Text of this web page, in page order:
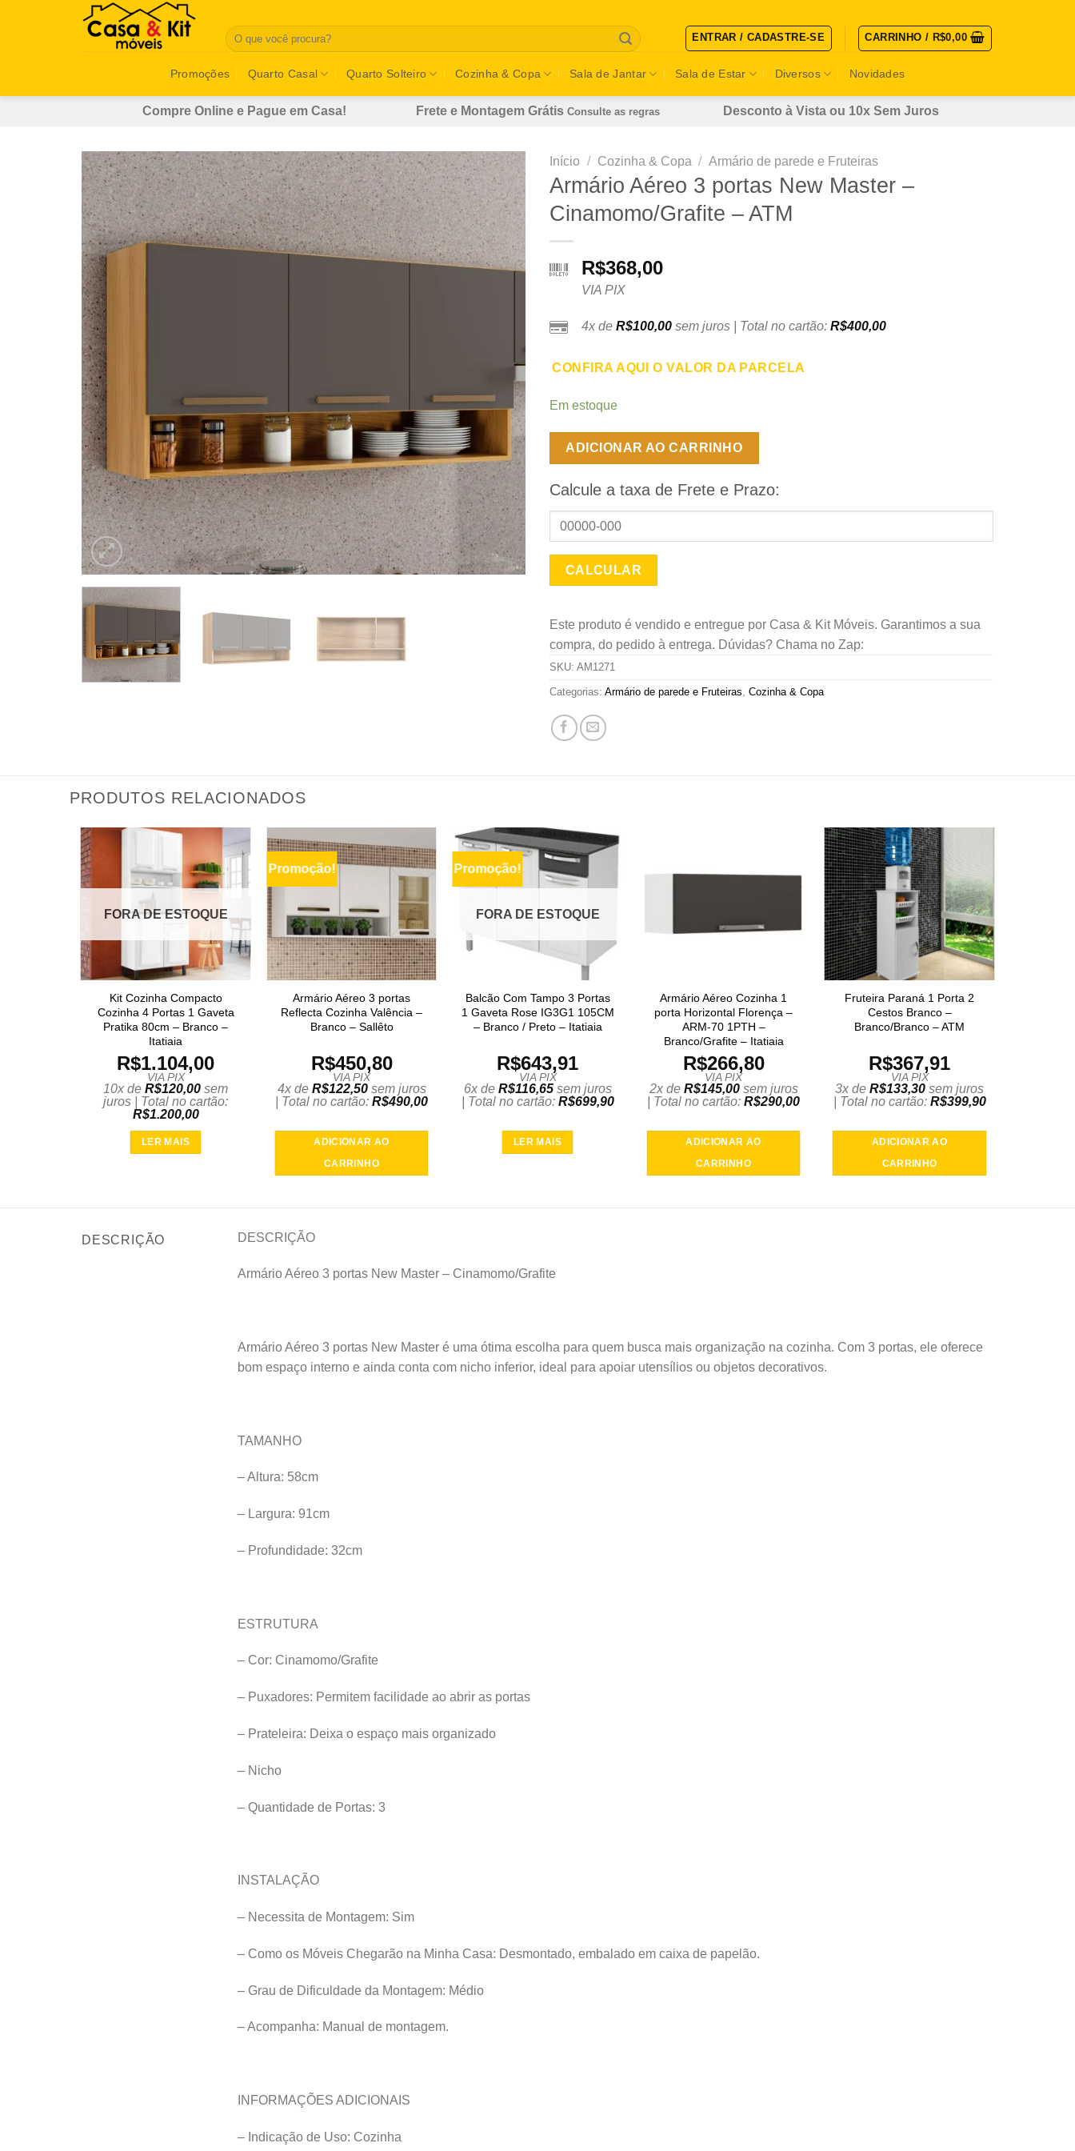
Pesquisar
por:
ENTRAR / CADASTRE-SE CARRINHO / R$0,00
Promoções Quarto Casal Quarto Solteiro Cozinha & Copa Sala de Jantar Sala de Estar Diversos Novidades
Compre Online e Pague em Casa! Frete e Montagem Grátis Consulte as regras Desconto à Vista ou 10x Sem Juros
Início / Cozinha & Copa / Armário de parede e Fruteiras
Armário Aéreo 3 portas New Master –
Cinamomo/Grafite – ATM
R$368,00
VIA PIX
4x de R$100,00 sem juros | Total no cartão: R$400,00
CONFIRA AQUI O VALOR DA PARCELA
Em estoque
ADICIONAR AO CARRINHO
Calcule a taxa de Frete e Prazo:
Este produto é vendido e entregue por Casa & Kit Móveis. Garantimos a sua
compra, do pedido à entrega. Dúvidas? Chama no Zap:
SKU: AM1271
Categorias: Armário de parede e Fruteiras Cozinha & Copa
PRODUTOS RELACIONADOS
FORA DE ESTOQUE
Kit Cozinha Compacto
Cozinha 4 Portas 1 Gaveta
Pratika 80cm – Branco –
Itatiaia
R$1.104,00
VIA PIX
10x de R$120,00 sem
juros | Total no cartão:
R$1.200,00
LER MAIS
Promoção!
Armário Aéreo 3 portas
Reflecta Cozinha Valência –
Branco – Sallêto
R$450,80
VIA PIX
4x de R$122,50sem juros
| Total no cartão: R$490,00
ADICIONAR AO
CARRINHO
Promoção!
FORA DE ESTOQUE
Balcão Com Tampo 3 Portas
1 Gaveta Rose IG3G1 105CM
– Branco / Preto – Itatiaia
R$643,91
VIA PIX
6x de R$116,65sem juros
| Total no cartão: R$699,90
LER MAIS
Armário Aéreo Cozinha 1
porta Horizontal Florença –
ARM-70 1PTH –
Branco/Grafite – Itatiaia
R$266,80
VIA PIX
2x de R$145,00sem juros
| Total no cartão: R$290,00
ADICIONAR AO
CARRINHO
Fruteira Paraná 1 Porta 2
Cestos Branco –
Branco/Branco – ATM
R$367,91
VIA PIX
3x de R$133,30 sem juros
| Total no cartão: R$399,90
ADICIONAR AO
CARRINHO
DESCRIÇÃO DESCRIÇÃO
Armário Aéreo 3 portas New Master – Cinamomo/Grafite
Armário Aéreo 3 portas New Master é uma ótima escolha para quem busca mais organização na cozinha. Com 3 portas, ele oferece
bom espaço interno e ainda conta com nicho inferior, ideal para apoiar utensílios ou objetos decorativos.
TAMANHO
– Altura: 58cm
– Largura: 91cm
– Profundidade: 32cm
ESTRUTURA
– Cor: Cinamomo/Grafite
– Puxadores: Permitem facilidade ao abrir as portas
– Prateleira: Deixa o espaço mais organizado
– Nicho
– Quantidade de Portas: 3
INSTALAÇÃO
– Necessita de Montagem: Sim
– Como os Móveis Chegarão na Minha Casa: Desmontado, embalado em caixa de papelão.
– Grau de Dificuldade da Montagem: Médio
– Acompanha: Manual de montagem.
INFORMAÇÕES ADICIONAIS
– Indicação de Uso: Cozinha